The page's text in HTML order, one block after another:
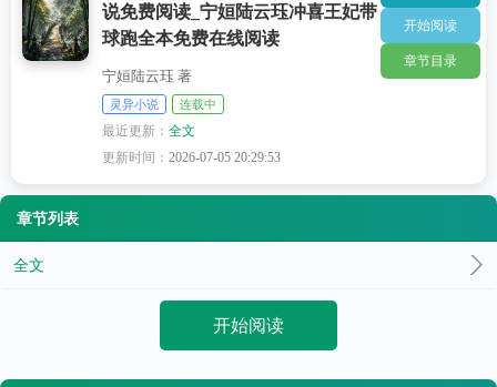
说免费阅读_宁姮陆云珏冲喜王妃带
球跑全本免费在线阅读
宁姮陆云珏 著
灵异小说 连载中
最近更新：全文
更新时间：2026-07-05 20:29:53
开始阅读
章节目录
章节列表
全文
开始阅读